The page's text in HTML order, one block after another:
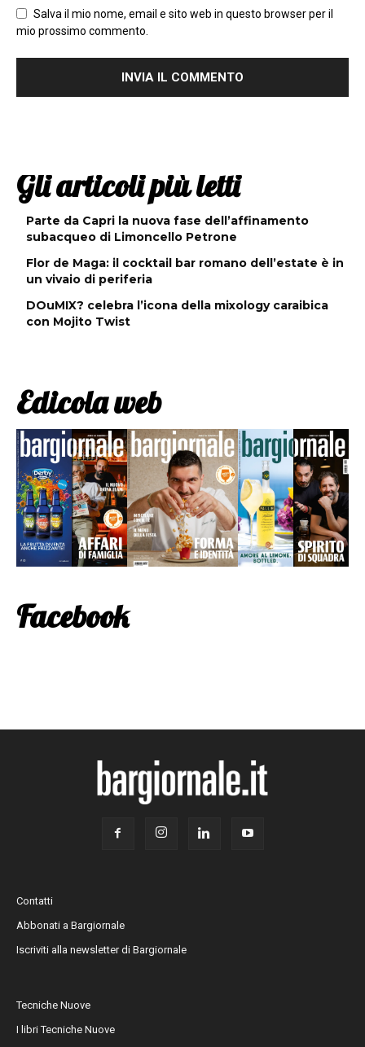
Salva il mio nome, email e sito web in questo browser per il
mio prossimo commento.
Gli articoli più letti
Parte da Capri la nuova fase dell’affinamento
subacqueo di Limoncello Petrone
Flor de Maga: il cocktail bar romano dell’estate è in
un vivaio di periferia
DOuMIX? celebra l’icona della mixology caraibica
con Mojito Twist
Edicola web
Facebook
Contatti
Abbonati a Bargiornale
Iscriviti alla newsletter di Bargiornale
Tecniche Nuove
I libri Tecniche Nuove